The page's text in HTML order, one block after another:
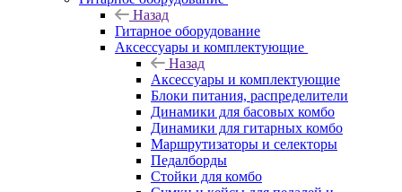
Назад
Гитарное оборудование
Аксессуары и комплектующие
Назад
Аксессуары и комплектующие
Блоки питания, распределители
Динамики для басовых комбо
Динамики для гитарных комбо
Маршрутизаторы и селекторы
Педалборды
Стойки для комбо